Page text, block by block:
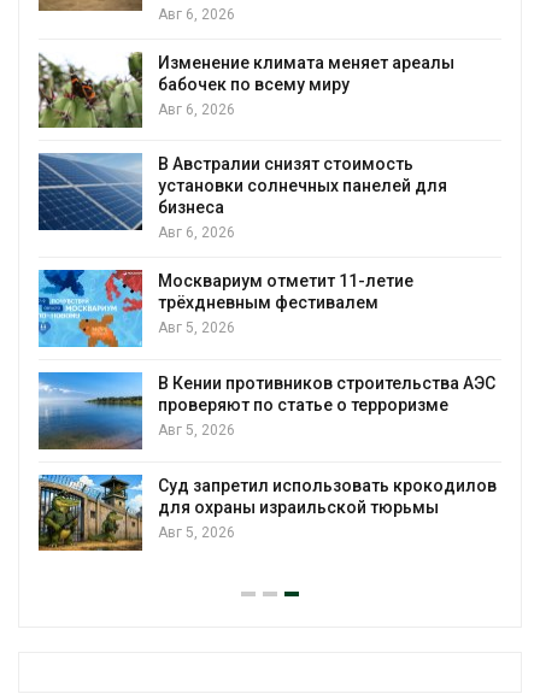
Авг 6, 2026
Изменение климата меняет ареалы
бабочек по всему миру
Авг 6, 2026
В Австралии снизят стоимость
установки солнечных панелей для
бизнеса
Авг 6, 2026
Москвариум отметит 11-летие
трёхдневным фестивалем
Авг 5, 2026
В Кении противников строительства АЭС
проверяют по статье о терроризме
Авг 5, 2026
Суд запретил использовать крокодилов
для охраны израильской тюрьмы
Авг 5, 2026